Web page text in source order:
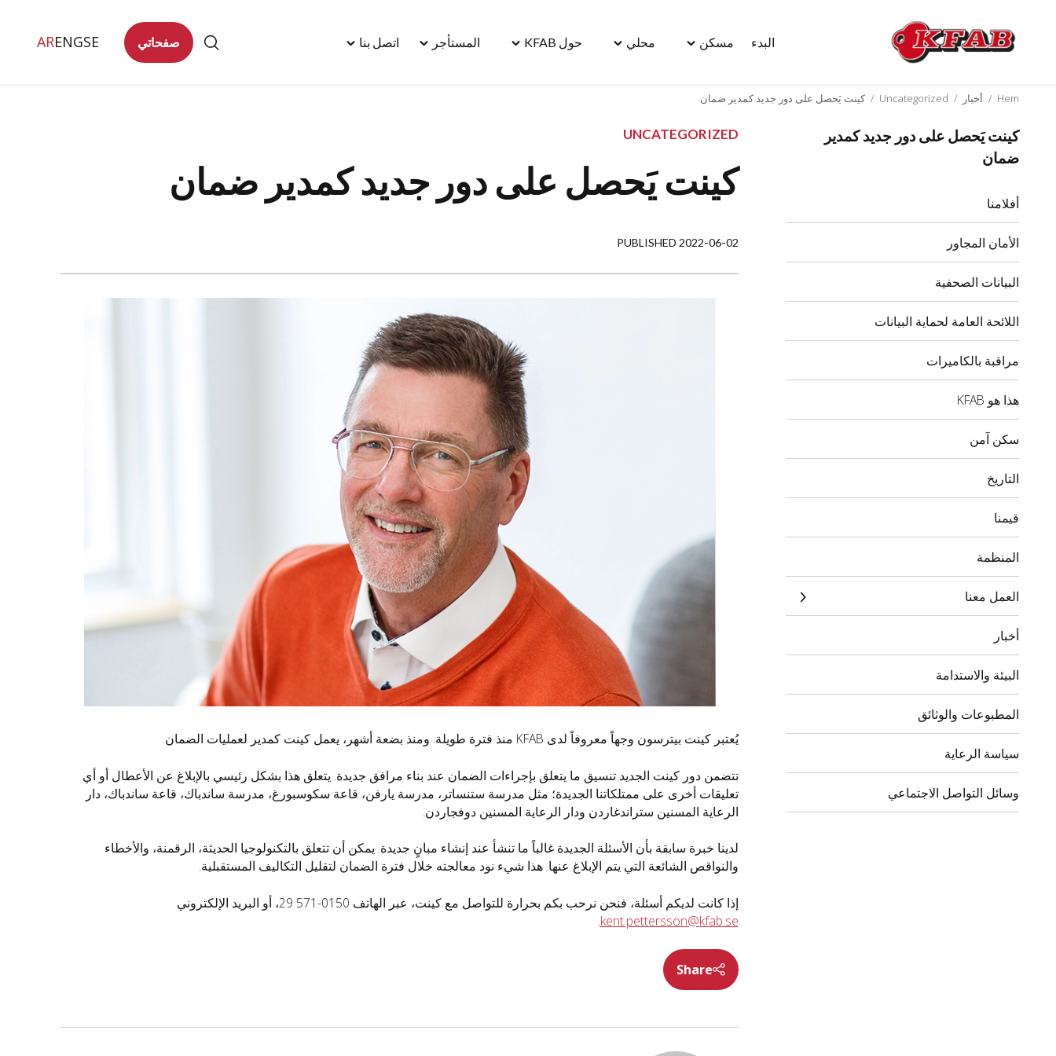
Skip
البدء مسكن Toggle
محلي Toggle
حول KFAB
Toggle
المستأجر Toggleاتصل بنا Toggle
صفحاتي SE
ENG
AR
Hem
/ أخبار /
Uncategorized
/ كينت يَحصل على دور جديد كمدير ضمان
كينت يَحصل على دور جديد كمدير
ضمان
أفلامنا
الأمان المجاور
البيانات الصحفية
اللائحة العامة لحماية البيانات
مراقبة بالكاميرات
هذا هو KFAB
سكن آمن
التاريخ
قيمنا
المنظمة
العمل معنا
أخبار
البيئة والاستدامة
المطبوعات والوثائق
سياسة الرعاية
وسائل التواصل الاجتماعي
UNCATEGORIZED
كينت يَحصل على دور جديد كمدير ضمان
PUBLISHED 2022-06-02
يُعتبر كينت بيترسون وجهاً معروفاً لدى KFAB منذ فترة طويلة. ومنذ بضعة أشهر، يعمل كينت كمدير لعمليات الضمان.
تتضمن دور كينت الجديد تنسيق ما يتعلق بإجراءات الضمان عند بناء مرافق جديدة. يتعلق هذا بشكل رئيسي بالإبلاغ عن الأعطال أو أي
تعليقات أخرى على ممتلكاتنا الجديدة؛ مثل مدرسة ستنساتر، مدرسة يارفن، قاعة سكوسبورغ، مدرسة ساندباك، قاعة ساندباك، دار
الرعاية المسنين ستراندغاردن ودار الرعاية المسنين دوفجاردن.
لدينا خبرة سابقة بأن الأسئلة الجديدة غالباً ما تنشأ عند إنشاء مبانٍ جديدة. يمكن أن تتعلق بالتكنولوجيا الحديثة، الرقمنة، والأخطاء
والنواقص الشائعة التي يتم الإبلاغ عنها. هذا شيء نود معالجته خلال فترة الضمان لتقليل التكاليف المستقبلية.
إذا كانت لديكم أسئلة، فنحن نرحب بكم بحرارة للتواصل مع كينت، عبر الهاتف 0150-571 29، أو البريد الإلكتروني
kent.pettersson@kfab.se
.
Share